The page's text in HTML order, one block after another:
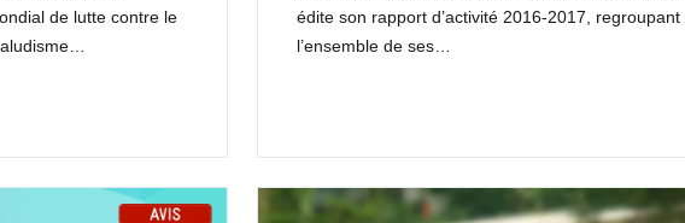
de lutte contre le
édite son rapport d’activité 2016-2017, regroupant
l’ensemble de ses…